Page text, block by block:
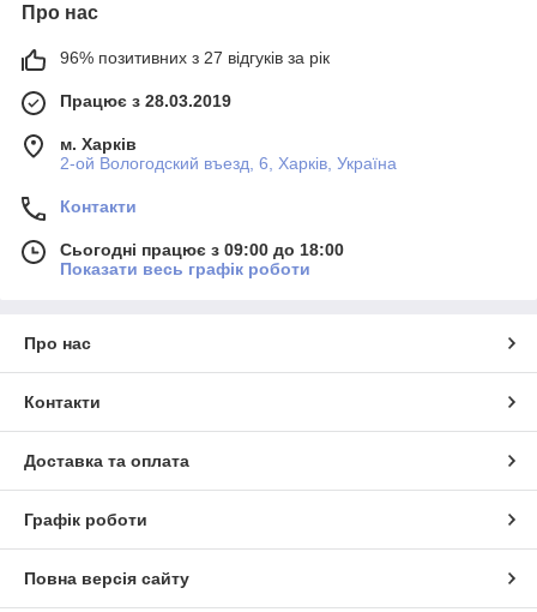
Про нас
96% позитивних з 27 відгуків за рік
Працює з 28.03.2019
м. Харків
2-ой Вологодский въезд, 6, Харків, Україна
Контакти
Сьогодні працює з 09:00 до 18:00
Показати весь графік роботи
Про нас
Контакти
Доставка та оплата
Графік роботи
Повна версія сайту